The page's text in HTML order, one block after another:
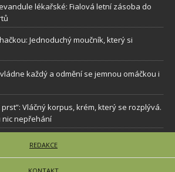
lékařské: Fialová letní zásoba do
Jednoduchý moučník, který si
každý a odmění se jemnou omáčkou i
Vláčný korpus, krém, který se rozplývá.
nic nepřehání
REDAKCE